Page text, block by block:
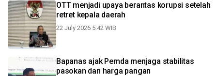
OTT menjadi upaya berantas korupsi setelah
retret kepala daerah
22 July 2026 5:42 WIB
Bapanas ajak Pemda menjaga stabilitas
pasokan dan harga pangan